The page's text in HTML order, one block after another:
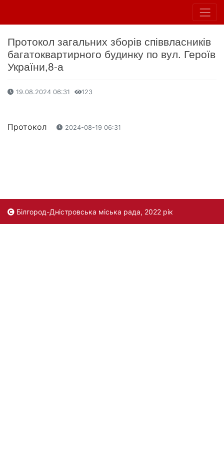
Протокол загальних зборів співвласників
багатоквартирного будинку по вул. Героїв
України,8-а
19.08.2024 06:31 123
Протокол 2024-08-19 06:31
Білгород-Дністровська міська рада, 2022 рік